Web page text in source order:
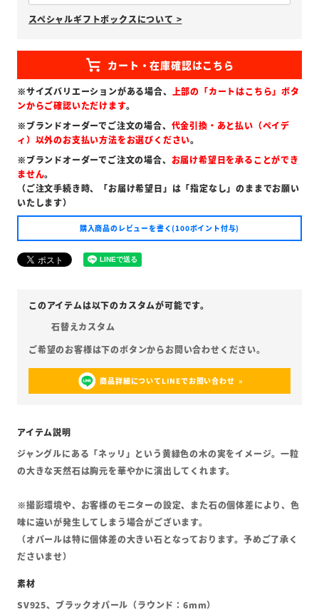
必
須
)
スペシャルギフトボックスについて >
※サイズバリエーションがある場合、 上部の「カートはこちら」ボタ
ンからご確認いただけます。
※ブランドオーダーでご注文の場合、 代金引換・あと払い（ペイデ
ィ）以外のお支払い方法をお選びください。
※ブランドオーダーでご注文の場合、 お届け希望日を承ることができ
ません。
（ご注文手続き時、「お届け希望日」は「指定なし」のままでお願い
いたします）
購入商品のレビューを書く(100ポイント付与)
石替えカスタム
商品詳細についてLINEでお問い合わせ
ジャングルにある「ネッリ」という黄緑色の木の実をイメージ。一粒
の大きな天然石は胸元を華やかに演出してくれます。
※撮影環境や、お客様のモニターの設定、また石の個体差により、色
味に違いが発生してしまう場合がございます。
（オパールは特に個体差の大きい石となっております。予めご了承く
ださいませ）
SV925、ブラックオパール（ラウンド：6mm）